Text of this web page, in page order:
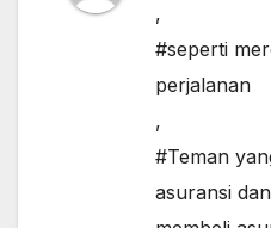
,
#seperti
perjalanan
,
#Teman
asuransi